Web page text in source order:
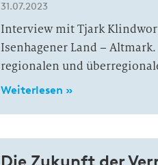
31.07.2023
Interview mit Tjark
Isenhagener Land –
regionalen und
Weiterlesen »